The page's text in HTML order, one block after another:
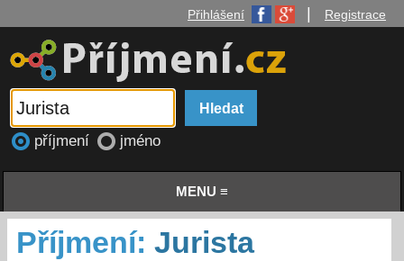
Přihlášení Registrace
příjmení jméno
MENU ≡
Příjmení: Jurista